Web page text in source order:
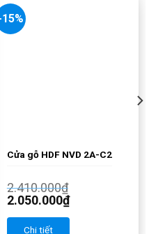
15%
Cửa gỗ HDF NVD 2A-C2
2.410.000₫
2.050.000₫
Chi tiết